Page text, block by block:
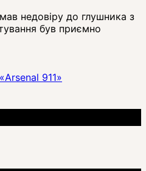
недовіру до глушника з
був приємно